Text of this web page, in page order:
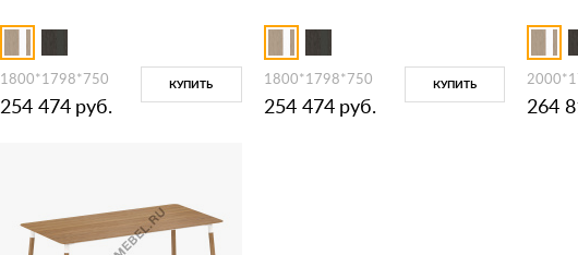
1800*1798*750
254 474 руб.
КУПИТЬ 1800*1798*750
254 474 руб.
КУПИТЬ
264